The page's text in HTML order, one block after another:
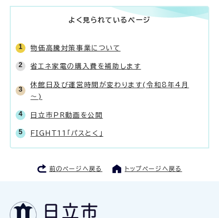
よく見られているページ
物価高騰対策事業について
省エネ家電の購入費を補助します
休館日及び運営時間が変わります(令和8年4月
～)
日立市PR動画を公開
FIGHT11「パスとく」
前のページへ戻る トップページへ戻る